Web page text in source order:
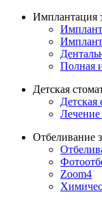
Имплантация
Полная
Детская
Детская
Лечение
Отбеливание
Zoom4